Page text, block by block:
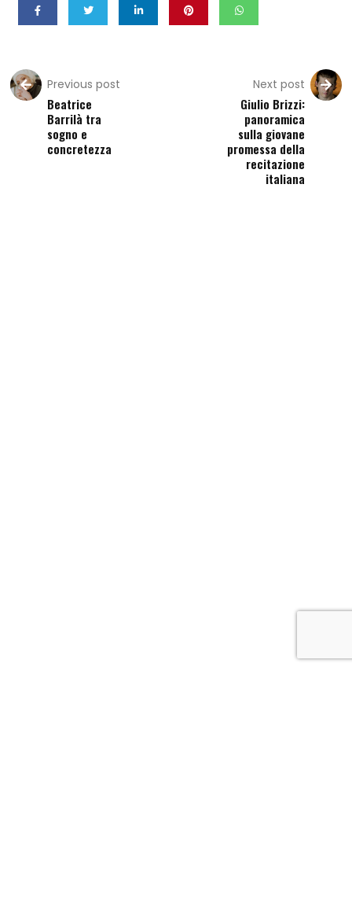
Previous post
Beatrice
Barrilà tra
sogno e
concretezza
Next post
Giulio Brizzi:
panoramica
sulla giovane
promessa della
recitazione
italiana